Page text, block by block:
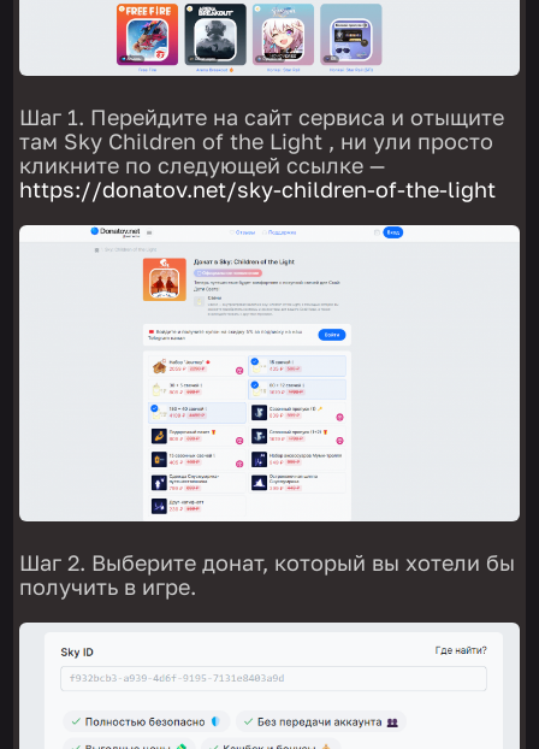
Шаг 1. Перейдите на сайт сервиса и отыщите
там Sky Children of the Light , ни ули просто
кликните по следующей ссылке —
https://donatov.net/sky-children-of-the-light
Шаг 2. Выберите донат, который вы хотели бы
получить в игре.